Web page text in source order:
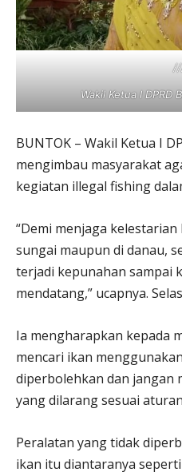
Wakil Ketua I DPRD
BUNTOK – Wakil Ketua I
mengimbau masyarakat
kegiatan illegal fishing
“Demi menjaga
sungai maupun di danau,
terjadi kepunahan sampai
mendatang,” ucapnya.
Ia mengharapkan kepada
mencari ikan
diperbolehkan dan jangan
yang dilarang sesuai
Peralatan yang tidak
ikan itu diantaranya